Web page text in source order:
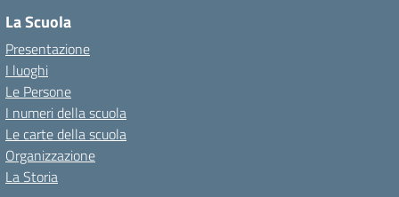
La Scuola
Presentazione
I luoghi
Le Persone
I numeri della scuola
Le carte della scuola
Organizzazione
La Storia